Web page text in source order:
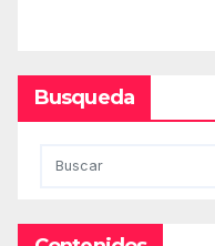
Busqueda